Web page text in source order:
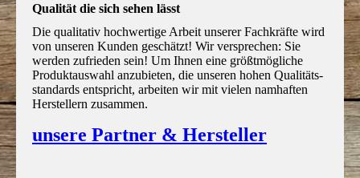
Qualität die sich sehen lässt
Die qualitativ hochwertige Arbeit unserer Fachkräfte wird
von unseren Kunden geschätzt! Wir versprechen: Sie
werden zu­frieden sein! Um Ihnen eine größtmögliche
Produktauswahl anzubieten, die unseren hohen Qualitäts­
standards entspricht, arbeiten wir mit vielen namhaften
Herstellern zusammen.
unsere Partner & Hersteller